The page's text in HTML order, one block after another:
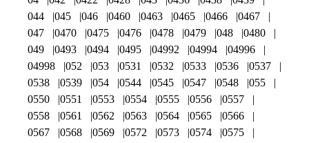
044
045 046 0460 0463 0465 0466
0467
047
0470 0475 0476 0478 0479 048
0480
049
0493 0494 0495 04992 04994
04996
04998
052 053 0531 0532 0533 0536
0537
0538
0539 054 0544 0545 0547 0548
055
0550
0551 0553 0554 0555 0556
0557
0558
0561 0562 0563 0564 0565
0566
0567
0568 0569 0572 0573 0574
0575